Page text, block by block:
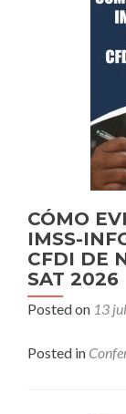
CÓMO
IMSS-
CFDI DE
SAT 2026
Posted on 13
Posted in